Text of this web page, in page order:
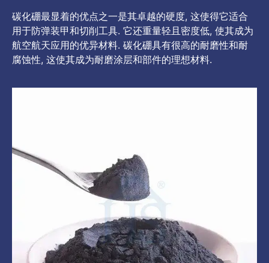
碳化硼最显着的优点之一是其卓越的硬度, 这使得它适合
用于防弹装甲和切削工具. 它还重量轻且密度低, 使其成为
航空航天应用的优异材料. 碳化硼具有很高的耐磨性和耐
腐蚀性, 这使其成为耐磨涂层和部件的理想材料.